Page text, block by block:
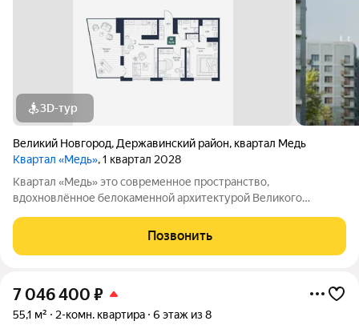
3D-тур
Великий Новгород, Державинский район, квартал Медь
Квартал «Медь», 1 квартал 2028
Квартал «Медь» это современное пространство,
вдохновлённое белокаменной архитектурой Великого
города элементов: из меди новгородские мастера отливали
колокола и украшения, а в зодчестве ценились
Позвонить
7 046 400 ₽
55,1 м² 2-комн. квартира 6 этаж из 8